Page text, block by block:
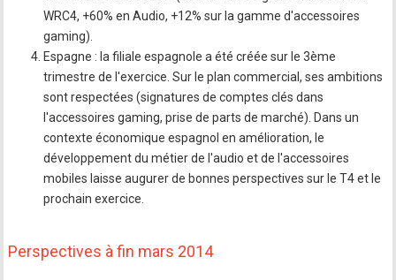
WRC4, +60% en Audio, +12% sur la gamme d'accessoires
gaming).
Espagne : la filiale espagnole a été créée sur le 3ème
trimestre de l'exercice. Sur le plan commercial, ses ambitions
sont respectées (signatures de comptes clés dans
l'accessoires gaming, prise de parts de marché). Dans un
contexte économique espagnol en amélioration, le
développement du métier de l'audio et de l'accessoires
mobiles laisse augurer de bonnes perspectives sur le T4 et le
prochain exercice.
Perspectives à fin mars 2014